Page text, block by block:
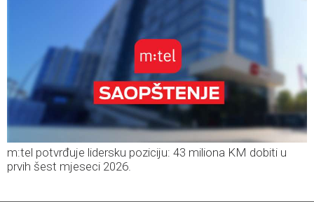
m:tel potvrđuje lidersku poziciju: 43 miliona KM dobiti u
prvih šest mjeseci 2026.